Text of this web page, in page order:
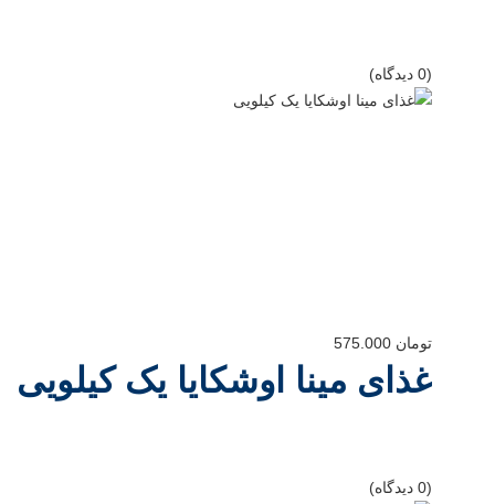
(0 دیدگاه)
تومان
غذای مینا اوشکایا یک کیلویی
(0 دیدگاه)